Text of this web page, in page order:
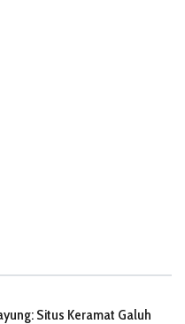
Situs Keramat Galuh